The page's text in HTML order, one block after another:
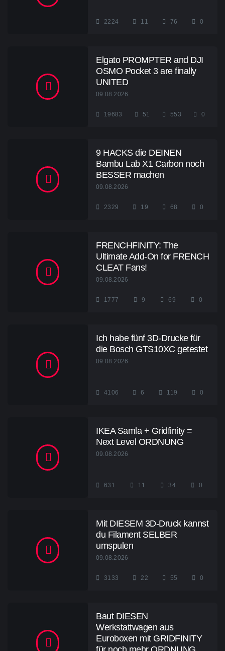
2224 11 76 0
Elgato PROMPTER and DJI
OSMO Pocket 3 are finally
UNITED
09.08.2026
19683 51 553 0
9 HACKS die DEINEN
Bambu Lab X1 Carbon noch
BESSER machen
09.08.2026
2329 19 68 0
FRENCHFINITY: The
Ultimate Add-On for FRENCH
CLEAT Fans!
09.08.2026
1777 9 69 0
Ich habe fünf 3D-Drucke für
die Bosch GTS10XC getestet
09.08.2026
4106 6 119 0
IKEA Samla + Gridfinity =
Next Level ORDNUNG
09.08.2026
631 11 34 0
Mit DIESEM 3D-Druck kannst
du Filament SELBER
umspulen
09.08.2026
3133 22 55 0
Baut DIESEN
Werkstattwagen aus
Euroboxen mit GRIDFINITY